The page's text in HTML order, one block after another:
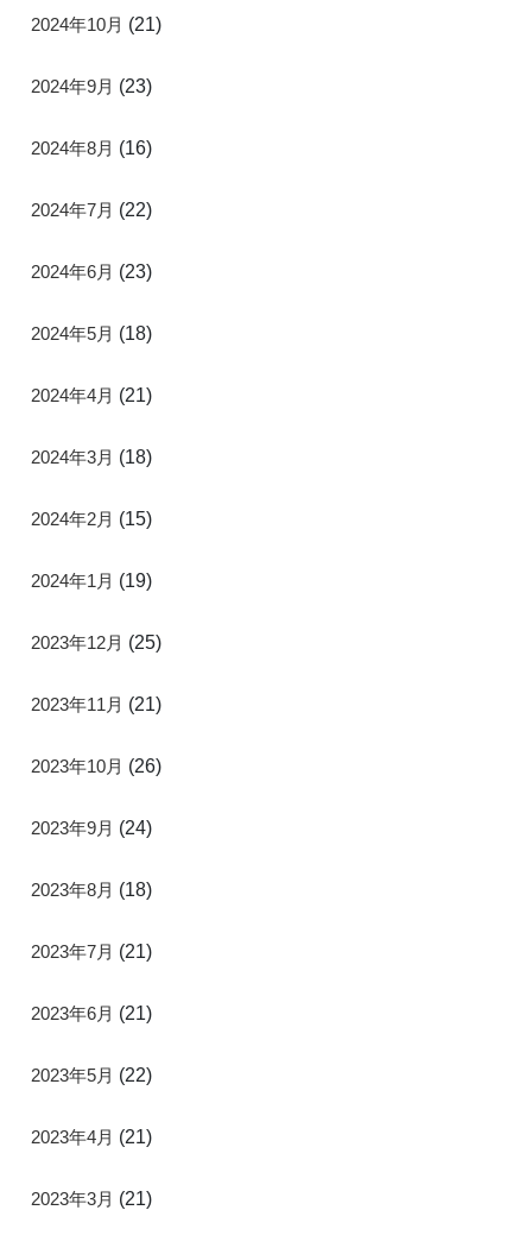
2024年10月 (21)
2024年9月 (23)
2024年8月 (16)
2024年7月 (22)
2024年6月 (23)
2024年5月 (18)
2024年4月 (21)
2024年3月 (18)
2024年2月 (15)
2024年1月 (19)
2023年12月 (25)
2023年11月 (21)
2023年10月 (26)
2023年9月 (24)
2023年8月 (18)
2023年7月 (21)
2023年6月 (21)
2023年5月 (22)
2023年4月 (21)
2023年3月 (21)